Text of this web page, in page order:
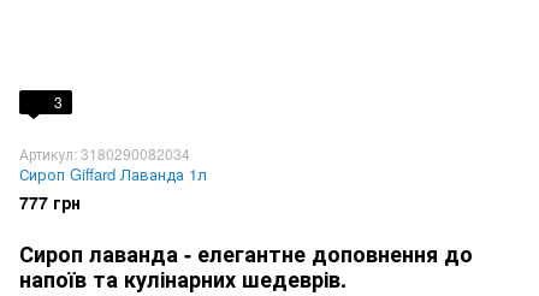
3
Артикул: 3180290082034
Сироп Giffard Лаванда 1л
777 грн
Сироп лаванда - елегантне доповнення до
напоїв та кулінарних шедеврів.